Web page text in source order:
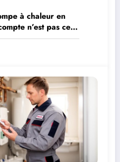
à chaleur en
n’est pas celui